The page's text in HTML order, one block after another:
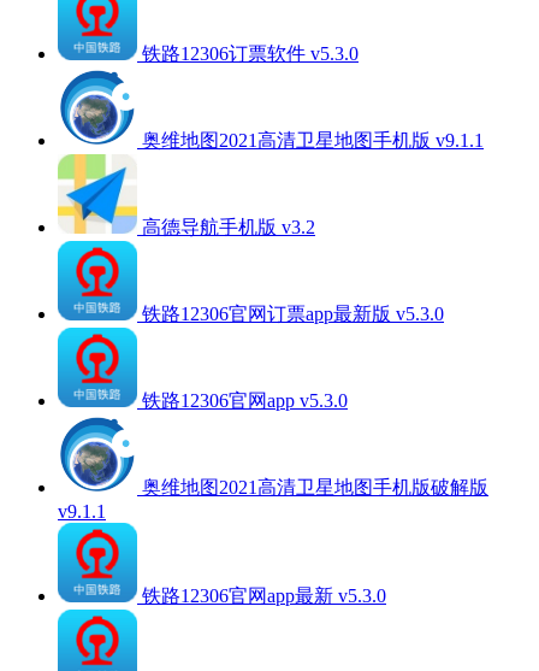
铁路12306订票软件 v5.3.0
奥维地图2021高清卫星地图手机版 v9.1.1
高德导航手机版 v3.2
铁路12306官网订票app最新版 v5.3.0
铁路12306官网app v5.3.0
奥维地图2021高清卫星地图手机版破解版
v9.1.1
铁路12306官网app最新 v5.3.0